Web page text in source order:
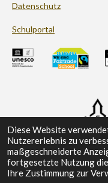
Diese Website
Nutzererlebnis zu
maßgeschneiderte
fortgesetzte Nutzung
Ihre Zustimmung zur
Datenschutz
Schulportal